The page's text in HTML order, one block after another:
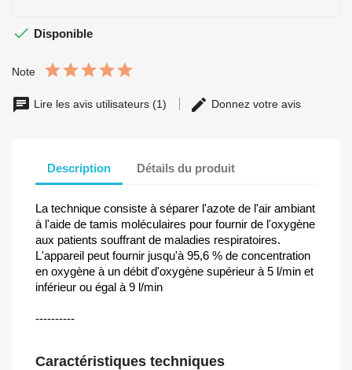
 Disponible
Note
Lire les avis utilisateurs (1) Donnez votre avis
Description Détails du produit
La technique consiste à séparer l'azote de l'air ambiant
à l'aide de tamis moléculaires pour fournir de l'oxygène
aux patients souffrant de maladies respiratoires.
L'appareil peut fournir jusqu'à 95,6 % de concentration
en oxygène à un débit d'oxygène supérieur à 5 l/min et
inférieur ou égal à 9 l/min
----------
Caractéristiques techniques